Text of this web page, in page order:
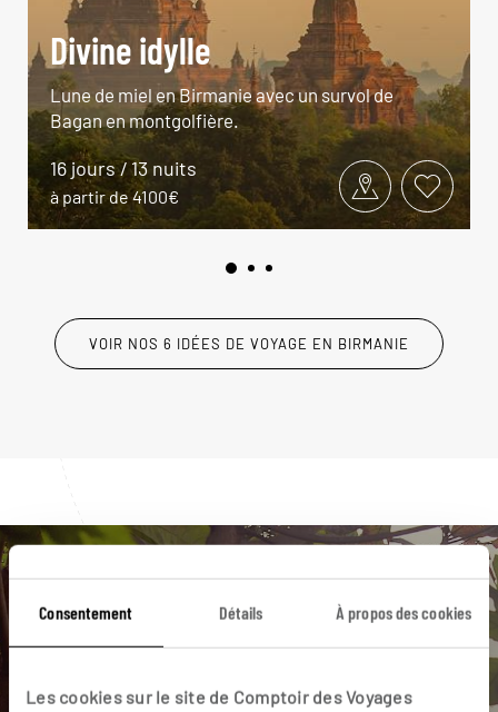
Consentement Détails À propos des cookies
Les cookies sur le site de Comptoir des Voyages
Divine idylle
Lune de miel en Birmanie avec un survol de
Bagan en montgolfière.
16 jours / 13 nuits
à partir de 4100€
VOIR NOS 6 IDÉES DE VOYAGE EN BIRMANIE
Luciole,
l'appli qui vous guide en